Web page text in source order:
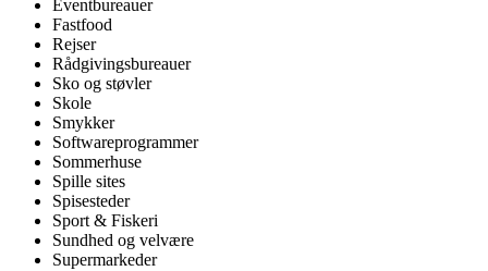
Eventbureauer
Fastfood
Rejser
Rådgivingsbureauer
Sko og støvler
Skole
Smykker
Softwareprogrammer
Sommerhuse
Spille sites
Spisesteder
Sport & Fiskeri
Sundhed og velvære
Supermarkeder